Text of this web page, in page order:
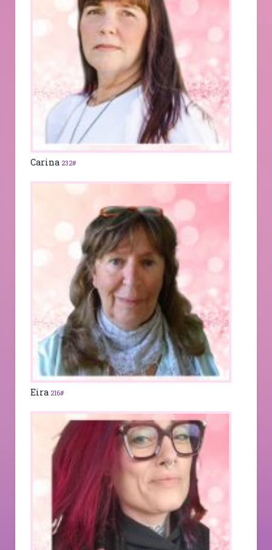
Carina 232#
Eira 216#